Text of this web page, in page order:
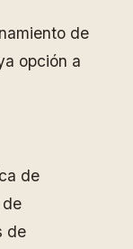
de
opción a
de
de